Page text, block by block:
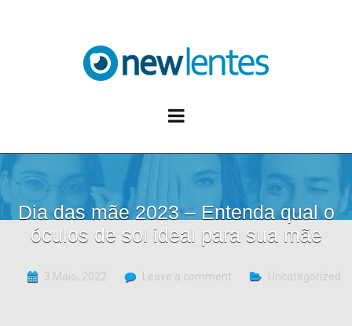
Dia das mãe 2023 – Entenda qual o
óculos de sol ideal para sua mãe
3 Maio, 2022 Leave a comment Uncategorized